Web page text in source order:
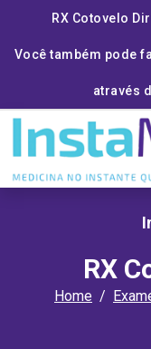
RX Cotovelo
Você também pode
através
RX
Home